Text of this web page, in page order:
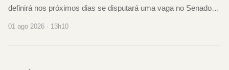
definirá nos próximos dias se disputará uma vaga no Senado
01 ago 2026 · 13h10